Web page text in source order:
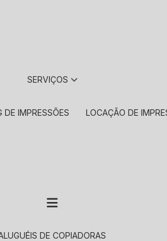
SERVIÇOS
DE IMPRESSÕES LOCAÇÃO DE
ALUGUÉIS DE COPIADORAS